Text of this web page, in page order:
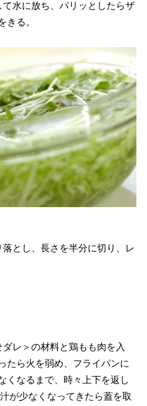
水に放ち、パリッとしたらザ
きる。
とし、長さを半分に切り、レ
レ＞の材料と鶏もも肉を入
たら火を弱め、フライパンに
くなるまで、時々上下を返し
が少なくなってきたら蓋を取